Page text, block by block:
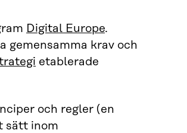
Digital Europe.
gemensamma krav och
etablerade
och regler (en
sätt inom